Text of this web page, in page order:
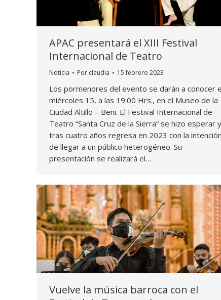
APAC presentará el XIII Festival
Internacional de Teatro
Noticia Por claudia 15 febrero 2023
Los pormenores del evento se darán a conocer
miércoles 15, a las 19:00 Hrs., en el Museo de la
Ciudad Altillo – Beni. El Festival Internacional de
Teatro “Santa Cruz de la Sierra” se hizo esperar y
tras cuatro años regresa en 2023 con la intención
de llegar a un público heterogéneo. Su
presentación se realizará el…
Vuelve la música barroca con el